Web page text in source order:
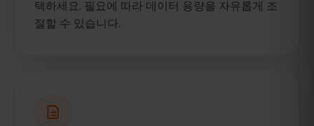
택하세요. 필요에 따라 데이터 용량을 자유롭게 조
절할 수 있습니다.